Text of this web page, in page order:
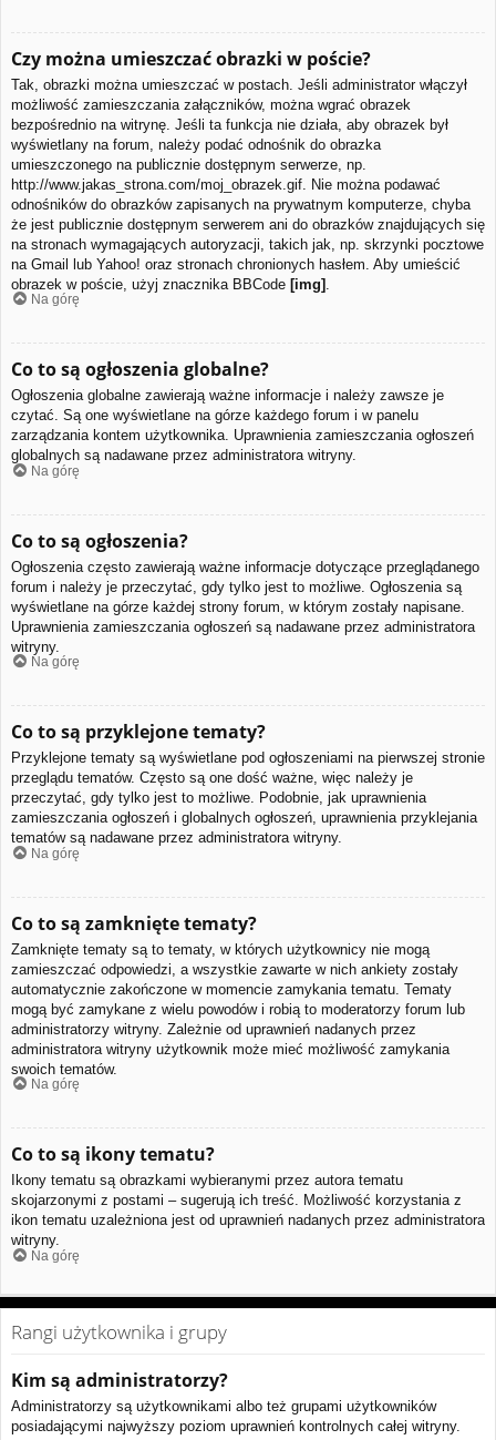
Czy można umieszczać obrazki w poście?
Tak, obrazki można umieszczać w postach. Jeśli administrator włączył
możliwość zamieszczania załączników, można wgrać obrazek
bezpośrednio na witrynę. Jeśli ta funkcja nie działa, aby obrazek był
wyświetlany na forum, należy podać odnośnik do obrazka
umieszczonego na publicznie dostępnym serwerze, np.
http://www.jakas_strona.com/moj_obrazek.gif. Nie można podawać
odnośników do obrazków zapisanych na prywatnym komputerze, chyba
że jest publicznie dostępnym serwerem ani do obrazków znajdujących się
na stronach wymagających autoryzacji, takich jak, np. skrzynki pocztowe
na Gmail lub Yahoo! oraz stronach chronionych hasłem. Aby umieścić
obrazek w poście, użyj znacznika BBCode [img]
Na górę
Co to są ogłoszenia globalne?
Ogłoszenia globalne zawierają ważne informacje i należy zawsze je
czytać. Są one wyświetlane na górze każdego forum i w panelu
zarządzania kontem użytkownika. Uprawnienia zamieszczania ogłoszeń
globalnych są nadawane przez administratora witryny.
Na górę
Co to są ogłoszenia?
Ogłoszenia często zawierają ważne informacje dotyczące przeglądanego
forum i należy je przeczytać, gdy tylko jest to możliwe. Ogłoszenia są
wyświetlane na górze każdej strony forum, w którym zostały napisane.
Uprawnienia zamieszczania ogłoszeń są nadawane przez administratora
witryny.
Na górę
Co to są przyklejone tematy?
Przyklejone tematy są wyświetlane pod ogłoszeniami na pierwszej stronie
przeglądu tematów. Często są one dość ważne, więc należy je
przeczytać, gdy tylko jest to możliwe. Podobnie, jak uprawnienia
zamieszczania ogłoszeń i globalnych ogłoszeń, uprawnienia przyklejania
tematów są nadawane przez administratora witryny.
Na górę
Co to są zamknięte tematy?
Zamknięte tematy są to tematy, w których użytkownicy nie mogą
zamieszczać odpowiedzi, a wszystkie zawarte w nich ankiety zostały
automatycznie zakończone w momencie zamykania tematu. Tematy
mogą być zamykane z wielu powodów i robią to moderatorzy forum lub
administratorzy witryny. Zależnie od uprawnień nadanych przez
administratora witryny użytkownik może mieć możliwość zamykania
swoich tematów.
Na górę
Co to są ikony tematu?
Ikony tematu są obrazkami wybieranymi przez autora tematu
skojarzonymi z postami – sugerują ich treść. Możliwość korzystania z
ikon tematu uzależniona jest od uprawnień nadanych przez administratora
witryny.
Na górę
Rangi użytkownika i grupy
Kim są administratorzy?
Administratorzy są użytkownikami albo też grupami użytkowników
posiadającymi najwyższy poziom uprawnień kontrolnych całej witryny.